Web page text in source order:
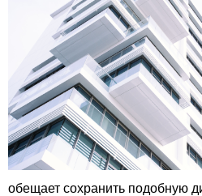
обещает сохранить подобную